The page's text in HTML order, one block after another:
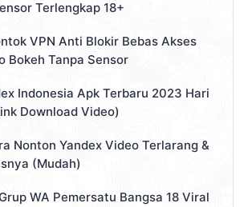
Terlengkap 18+
VPN Anti Blokir Bebas Akses
Bokeh Tanpa Sensor
Indonesia Apk Terbaru 2023 Hari
Download Video)
Nonton Yandex Video Terlarang &
(Mudah)
WA Pemersatu Bangsa 18 Viral